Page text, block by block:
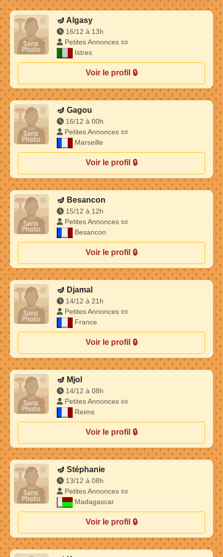
🪔 Algasy
16/12 à 13h
Petites Annonces 📜
Istres
Voir le profil 🔒
🪔 Gagou
16/12 à 00h
Petites Annonces 📜
Marseille
Voir le profil 🔒
🪔 Besancon
15/12 à 12h
Petites Annonces 📜
Besancon
Voir le profil 🔒
🪔 Djamal
14/12 à 21h
Petites Annonces 📜
France
Voir le profil 🔒
🪔 Mjol
14/12 à 08h
Petites Annonces 📜
Reims
Voir le profil 🔒
🪔 Stéphanie
13/12 à 08h
Petites Annonces 📜
Madagascar
Voir le profil 🔒